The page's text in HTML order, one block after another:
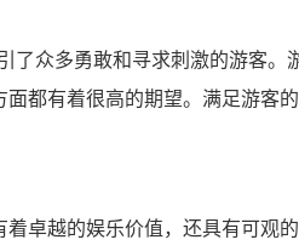
了众多勇敢和寻求刺激的游客
都有着很高的期望。满足游
卓越的娱乐价值，还具有可